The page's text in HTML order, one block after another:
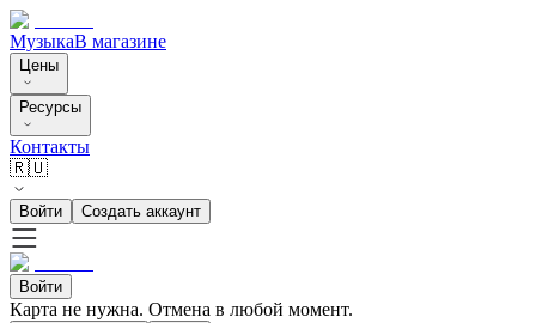
МузыкаВ магазине
Цены
Ресурсы
Контакты
🇷🇺
Войти Создать аккаунт
Войти
Карта не нужна. Отмена в любой момент.